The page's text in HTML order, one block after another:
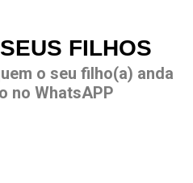
FILHOS
o seu filho(a) anda
no WhatsAPP